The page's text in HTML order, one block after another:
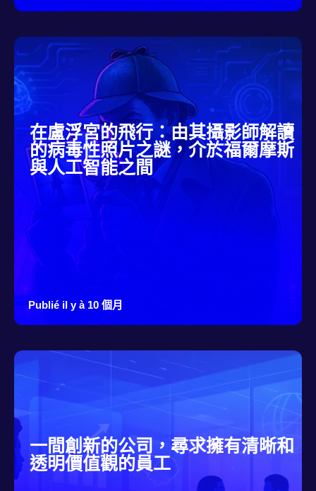
在盧浮宮的飛行：由其攝影師解讀
的病毒性照片之謎，介於福爾摩斯
與人工智能之間
Publié il y à 10 個月
一間創新的公司，尋求擁有清晰和
透明價值觀的員工